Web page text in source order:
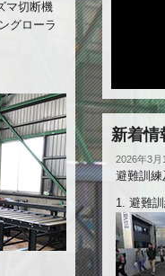
マ切断機
グローラ
新着情
2026年3月
避難訓練
1. 避難